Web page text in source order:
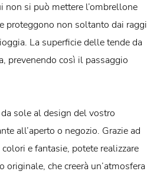
non si può mettere l’ombrellone
proteggono non soltanto dai raggi
La superficie delle tende da
prevenendo così il passaggio
sole al design del vostro
all’aperto o negozio. Grazie ad
e fantasie, potete realizzare
originale, che creerà un’atmosfera